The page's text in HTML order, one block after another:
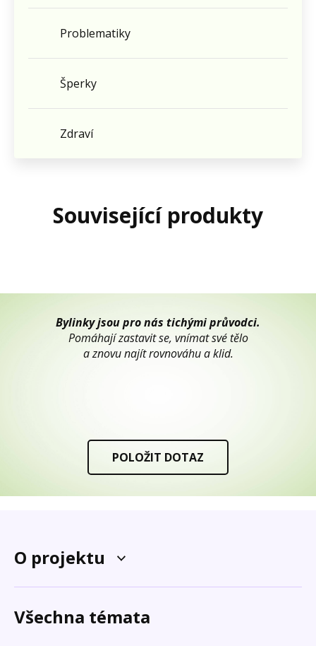
Problematiky
Šperky
Zdraví
Související produkty
Bylinky jsou pro nás tichými průvodci.
Pomáhají zastavit se, vnímat své tělo
a znovu najít rovnováhu a klid.
POLOŽIT DOTAZ
O projektu
Všechna témata